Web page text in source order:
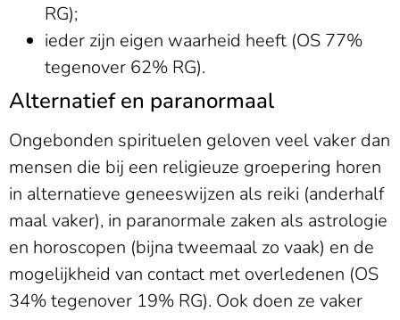
RG);
ieder zijn eigen waarheid heeft (OS 77%
tegenover 62% RG).
Alternatief en paranormaal
Ongebonden spirituelen geloven veel vaker dan
mensen die bij een religieuze groepering horen
in alternatieve geneeswijzen als reiki (anderhalf
maal vaker), in paranormale zaken als astrologie
en horoscopen (bijna tweemaal zo vaak) en de
mogelijkheid van contact met overledenen (OS
34% tegenover 19% RG). Ook doen ze vaker